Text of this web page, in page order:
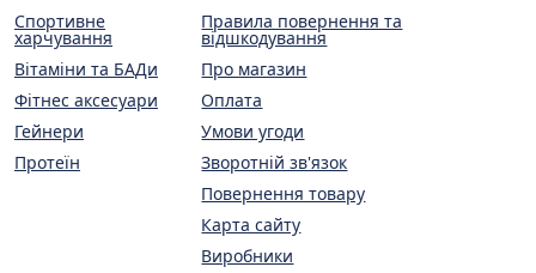
Спортивне
харчування
Вітаміни та БАДи
Фітнес аксесуари
Гейнери
Протеїн
Правила повернення та
відшкодування
Про магазин
Оплата
Умови угоди
Зворотній зв'язок
Повернення товару
Карта сайту
Виробники